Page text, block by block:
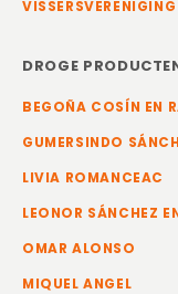
DROGE
BEGOÑA COSÍN EN
GUMERSINDO
LIVIA ROMANCEAC
LEONOR SÁNCHEZ
OMAR ALONSO
MIQUEL ANGEL